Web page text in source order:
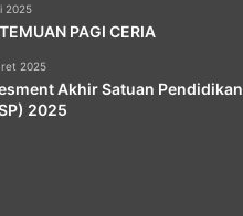
2025
PAGI CERIA
2025
Akhir Satuan Pendidikan
2025